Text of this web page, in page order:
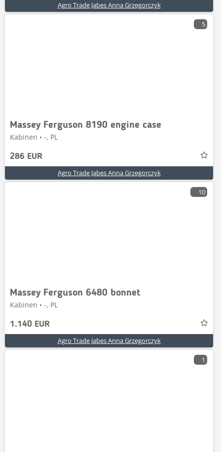
Agro Trade Jabes Anna Grzegorczyk
5
Massey Ferguson 8190 engine case
Kabinen • -, PL
286 EUR
Agro Trade Jabes Anna Grzegorczyk
10
Massey Ferguson 6480 bonnet
Kabinen • -, PL
1.140 EUR
Agro Trade Jabes Anna Grzegorczyk
1